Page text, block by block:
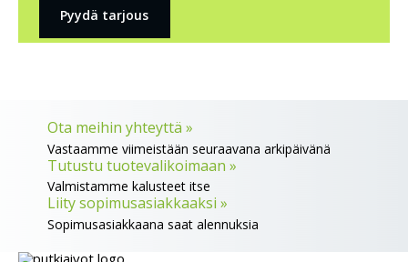
Pyydä tarjous
Ota meihin yhteyttä »
Vastaamme viimeistään seuraavana arkipäivänä
Tutustu tuotevalikoimaan »
Valmistamme kalusteet itse
Liity sopimusasiakkaaksi »
Sopimusasiakkaana saat alennuksia